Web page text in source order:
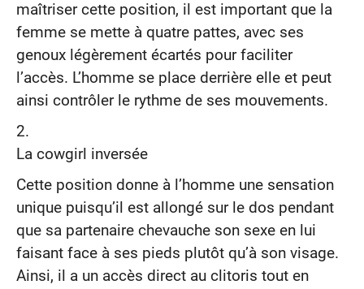
maîtriser cette position, il est important que la
femme se mette à quatre pattes, avec ses
genoux légèrement écartés pour faciliter
l’accès. L’homme se place derrière elle et peut
ainsi contrôler le rythme de ses mouvements.
La cowgirl inversée
Cette position donne à l’homme une sensation
unique puisqu’il est allongé sur le dos pendant
que sa partenaire chevauche son sexe en lui
faisant face à ses pieds plutôt qu’à son visage.
Ainsi, il a un accès direct au clitoris tout en